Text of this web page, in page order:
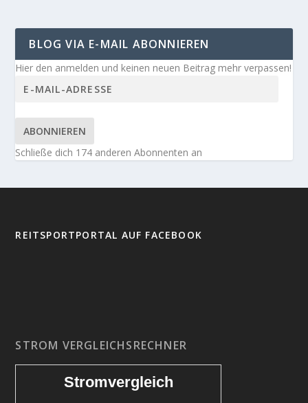
BLOG VIA E-MAIL ABONNIEREN
Hier den anmelden und keinen neuen Beitrag mehr verpassen!
ABONNIEREN
Schließe dich 174 anderen Abonnenten an
REITSPORTPORTAL AUF FACEBOOK
STROM VERGLEICHSRECHNER
Stromvergleich